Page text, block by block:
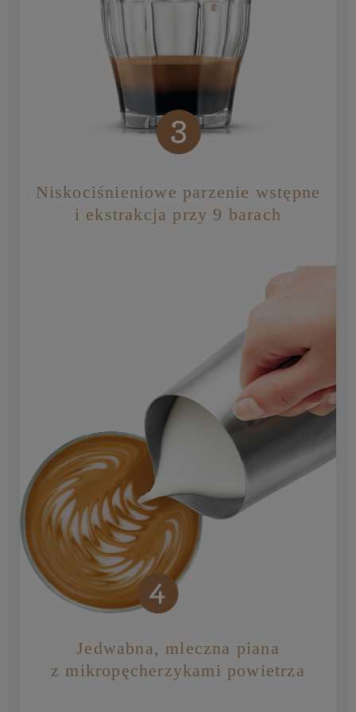
Niskociśnieniowe parzenie wstępne
i ekstrakcja przy 9 barach
Jedwabna, mleczna piana
z mikropęcherzykami powietrza